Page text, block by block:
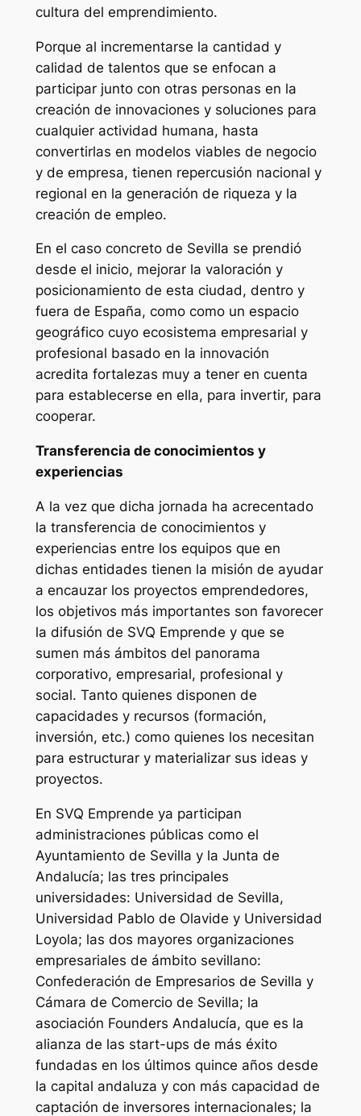
cultura del emprendimiento.
Porque al incrementarse la cantidad y
calidad de talentos que se enfocan a
participar junto con otras personas en la
creación de innovaciones y soluciones para
cualquier actividad humana, hasta
convertirlas en modelos viables de negocio
y de empresa, tienen repercusión nacional y
regional en la generación de riqueza y la
creación de empleo.
En el caso concreto de Sevilla se prendió
desde el inicio, mejorar la valoración y
posicionamiento de esta ciudad, dentro y
fuera de España, como como un espacio
geográfico cuyo ecosistema empresarial y
profesional basado en la innovación
acredita fortalezas muy a tener en cuenta
para establecerse en ella, para invertir, para
cooperar.
Transferencia de conocimientos y
experiencias
A la vez que dicha jornada ha acrecentado
la transferencia de conocimientos y
experiencias entre los equipos que en
dichas entidades tienen la misión de ayudar
a encauzar los proyectos emprendedores,
los objetivos más importantes son favorecer
la difusión de SVQ Emprende y que se
sumen más ámbitos del panorama
corporativo, empresarial, profesional y
social. Tanto quienes disponen de
capacidades y recursos (formación,
inversión, etc.) como quienes los necesitan
para estructurar y materializar sus ideas y
proyectos.
En SVQ Emprende ya participan
administraciones públicas como el
Ayuntamiento de Sevilla y la Junta de
Andalucía; las tres principales
universidades: Universidad de Sevilla,
Universidad Pablo de Olavide y Universidad
Loyola; las dos mayores organizaciones
empresariales de ámbito sevillano:
Confederación de Empresarios de Sevilla y
Cámara de Comercio de Sevilla; la
asociación Founders Andalucía, que es la
alianza de las start-ups de más éxito
fundadas en los últimos quince años desde
la capital andaluza y con más capacidad de
captación de inversores internacionales; la